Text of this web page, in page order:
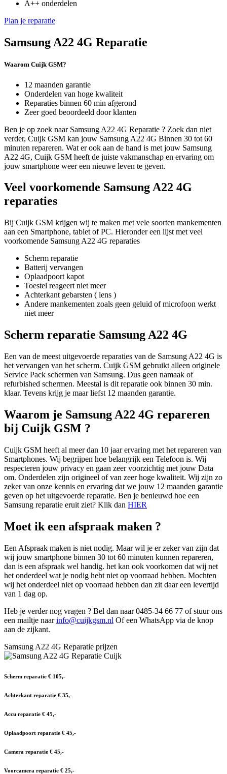
A++ onderdelen
Plan je reparatie
Samsung A22 4G Reparatie
Waarom Cuijk GSM?
12 maanden garantie
Onderdelen van hoge kwaliteit
Reparaties binnen 60 min afgerond
Zeer goed beoordeeld door klanten
Ben je op zoek naar Samsung A22 4G Reparatie ? Zoek dan niet
verder, Cuijk GSM kan jouw Samsung A22 4G Binnen 30 tot 60
minuten repareren. Wat er ook aan de hand is met jouw Samsung
A22 4G, Cuijk GSM heeft de juiste vakmanschap en ervaring om
jouw smartphone weer een nieuwe leven te geven.
Veel voorkomende Samsung A22 4G
reparaties
Bij Cuijk GSM krijgen wij te maken met vele soorten mankementen
aan een Smartphone, tablet of PC. Hieronder een lijst met veel
voorkomende Samsung A22 4G reparaties
Scherm reparatie
Batterij vervangen
Oplaadpoort kapot
Toestel reageert niet meer
Achterkant gebarsten ( lens )
Andere mankementen zoals geen geluid of microfoon werkt
niet meer
Scherm reparatie Samsung A22 4G
Een van de meest uitgevoerde reparaties van de Samsung A22 4G is
het vervangen van het scherm. Cuijk GSM gebruikt alleen originele
Service Pack schermen van Samsung. Dus geen namaak of
refurbished schermen. Meestal is dit reparatie ook binnen 30 min.
klaar. Tevens krijg je maar liefst 12 maanden garantie.
Waarom je Samsung A22 4G repareren
bij Cuijk GSM ?
Cuijk GSM heeft al meer dan 10 jaar ervaring met het repareren van
Smartphones. Wij begrijpen hoe belangrijk een Telefoon is. Wij
respecteren jouw privacy en gaan zeer voorzichtig met jouw Data
om. Onderdelen zijn origineel of van zeer hoge kwaliteit. Wij zijn zo
zeker van onze kennis en ervaring dat we jouw 12 maanden garantie
geven op het uitgevoerde reparatie. Ben je benieuwd hoe een
Samsung reparatie eruit ziet? Klik dan HIER
Moet ik een afspraak maken ?
Een Afspraak maken is niet nodig. Maar wil je er zeker van zijn dat
wij jouw smartphone binnen 30 tot 60 minuten kunnen repareren,
dan is een afspraak wel handig. het kan ook voorkomen dat wij net
het onderdeel wat je nodig hebt niet op voorraad hebben. Mochten
wij het onderdeel niet op voorraad hebben dan zit daar een levertijd
van 1 dag op.
Heb je verder nog vragen ? Bel dan naar 0485-34 66 77 of stuur ons
een mailtje naarinfo@cuijkgsm.nl Of een WhatsApp via de knop
aan de zijkant.
Samsung A22 4G Reparatie prijzen
Scherm reparatie € 105,-
Achterkant reparatie € 35,-
Accu reparatie € 45,-
Oplaadpoort reparatie € 45,-
Camera reparatie € 45,-
Voorcamera reparatie € 25,-